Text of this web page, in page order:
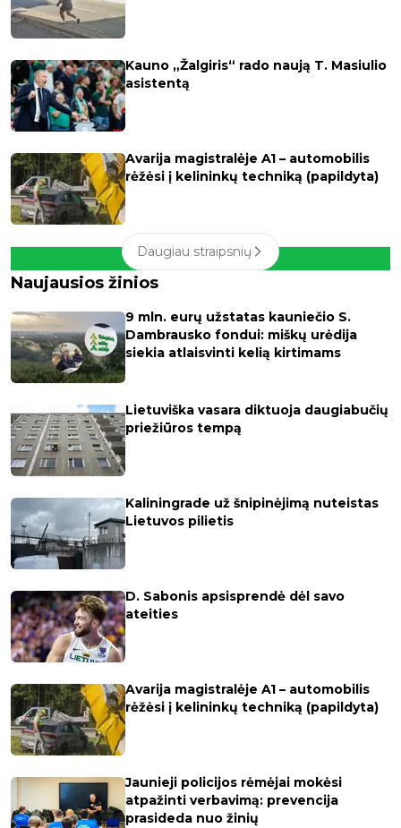
Kauno „Žalgiris“ rado naują T. Masiulio
asistentą
Avarija magistralėje A1 – automobilis
rėžėsi į kelininkų techniką (papildyta)
Daugiau straipsnių
Naujausios žinios
9 mln. eurų užstatas kauniečio S.
Dambrausko fondui: miškų urėdija
siekia atlaisvinti kelią kirtimams
Lietuviška vasara diktuoja daugiabučių
priežiūros tempą
Kaliningrade už šnipinėjimą nuteistas
Lietuvos pilietis
D. Sabonis apsisprendė dėl savo
ateities
Avarija magistralėje A1 – automobilis
rėžėsi į kelininkų techniką (papildyta)
Jaunieji policijos rėmėjai mokėsi
atpažinti verbavimą: prevencija
prasideda nuo žinių